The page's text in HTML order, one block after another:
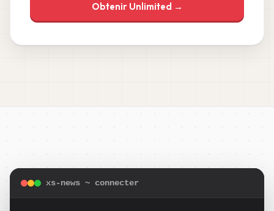
Obtenir Unlimited →
xs-news ~ connecter